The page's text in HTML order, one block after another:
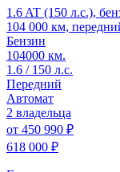
1.6 AT (150 л.с.),
104 000 км,
Бензин
104000 км.
1.6 / 150 л.с.
Передний
Автомат
2 владельца
от 450 990 ₽
618 000 ₽